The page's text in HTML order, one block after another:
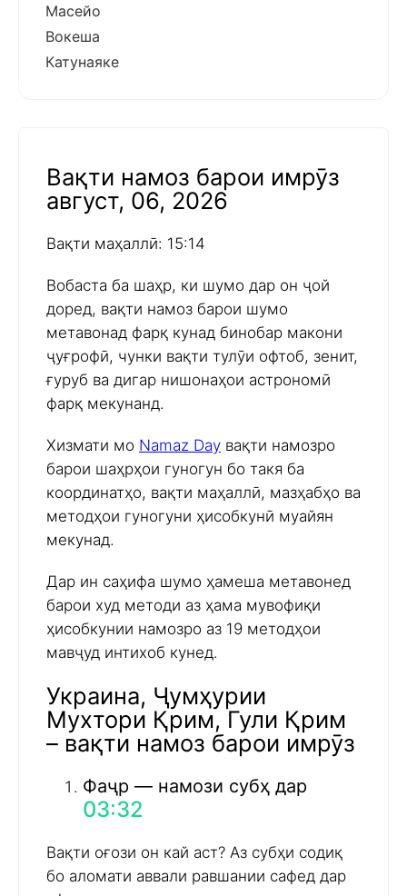
Масейо
Вокеша
Катунаяке
Вақти намоз барои имрӯз
август, 06, 2026
Вақти маҳаллӣ: 15:14
Вобаста ба шаҳр, ки шумо дар он ҷой
доред, вақти намоз барои шумо
метавонад фарқ кунад бинобар макони
ҷуғрофӣ, чунки вақти тулӯи офтоб, зенит,
ғуруб ва дигар нишонаҳои астрономӣ
фарқ мекунанд.
Хизмати мо Namaz Day вақти намозро
барои шаҳрҳои гуногун бо такя ба
координатҳо, вақти маҳаллӣ, мазҳабҳо ва
методҳои гуногуни ҳисобкунӣ муайян
мекунад.
Дар ин саҳифа шумо ҳамеша метавонед
барои худ методи аз ҳама мувофиқи
ҳисобкунии намозро аз 19 методҳои
мавҷуд интихоб кунед.
Украина, Ҷумҳурии
Мухтори Қрим, Гули Қрим
– вақти намоз барои имрӯз
Фаҷр — намози субҳ дар
03:32
Вақти оғози он кай аст? Аз субҳи содиқ
бо аломати аввали равшании сафед дар